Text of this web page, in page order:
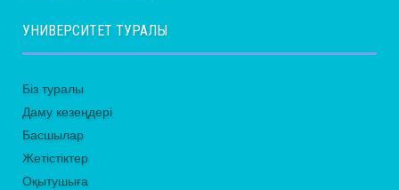
УНИВЕРСИТЕТ ТУРАЛЫ
Біз туралы
Даму кезеңдері
Басшылар
Жетістіктер
Оқытушыға